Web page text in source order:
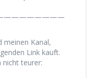
Kanal,
Link kauft.
nicht teurer: